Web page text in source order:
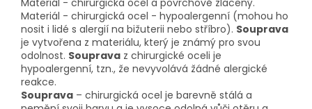
Materiál - chirurgická ocel a povrchově zlacený.
Materiál - chirurgická ocel - hypoalergenní (mohou ho
nosit i lidé s alergií na bižuterii nebo stříbro). Souprava
je vytvořena z materiálu, který je známý pro svou
odolnost. Souprava z chirurgické oceli je
hypoalergenní, tzn., že nevyvolává žádné alergické
reakce.
Souprava – chirurgická ocel je barevně stálá a